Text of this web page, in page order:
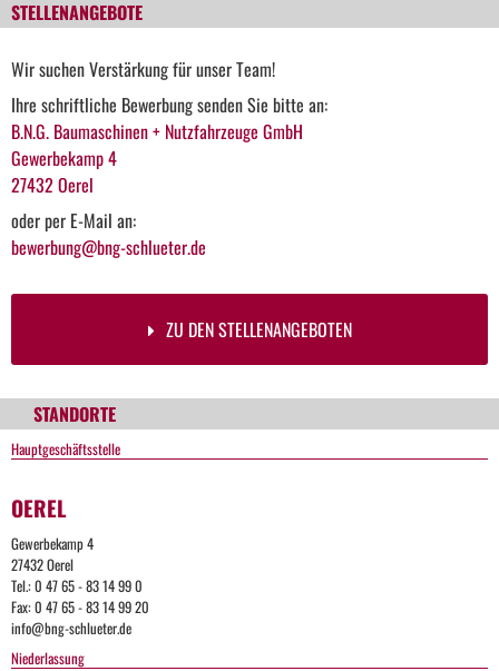
STELLENANGEBOTE
Wir suchen Verstärkung für unser Team!
Ihre schriftliche Bewerbung senden Sie bitte an:
B.N.G. Baumaschinen + Nutzfahrzeuge GmbH
Gewerbekamp 4
27432 Oerel
oder per E-Mail an:
bewerbung@bng-schlueter.de
ZU DEN STELLENANGEBOTEN
STANDORTE
Hauptgeschäftsstelle
OEREL
Gewerbekamp 4
27432 Oerel
Tel.: 0 47 65 - 83 14 99 0
Fax: 0 47 65 - 83 14 99 20
info@bng-schlueter.de
Niederlassung